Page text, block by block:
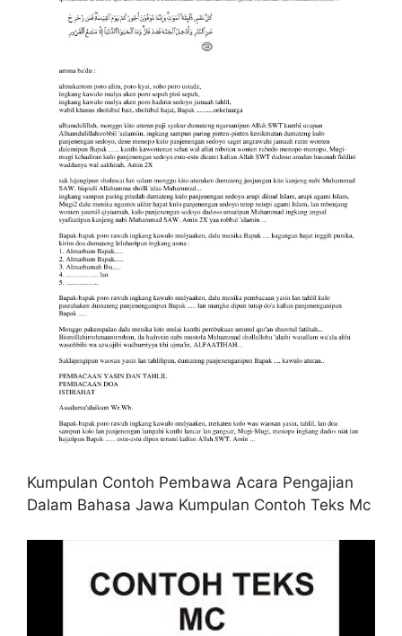
Kumpulan Contoh Pembawa Acara Pengajian
Dalam Bahasa Jawa Kumpulan Contoh Teks Mc